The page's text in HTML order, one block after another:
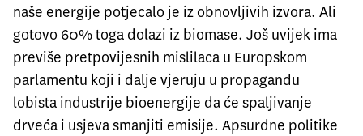
naše energije potjecalo je iz obnovljivih izvora. Ali
gotovo 60% toga dolazi iz biomase. Još uvijek ima
previše pretpovijesnih mislilaca u Europskom
parlamentu koji i dalje vjeruju u propagandu
lobista industrije bioenergije da će spaljivanje
drveća i usjeva smanjiti emisije. Apsurdne politike